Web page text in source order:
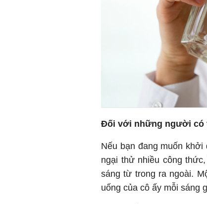
Đối với những người có
Nếu bạn đang muốn khởi
ngại thử nhiều công
sáng từ trong ra ngoài.
uống của cô ấy mỗi sáng